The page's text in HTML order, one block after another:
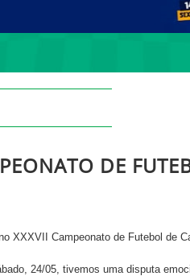
DE
XXXVII Campeonato de Futebol de
24/05, tivemos uma disputa